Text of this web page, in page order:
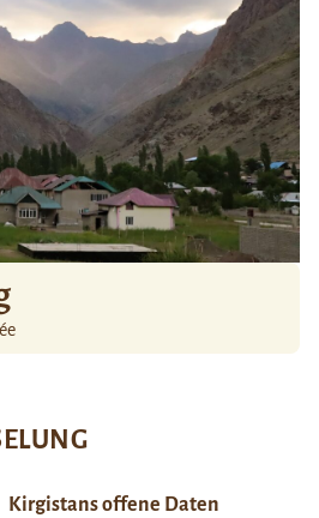
Kirgistans offene Daten